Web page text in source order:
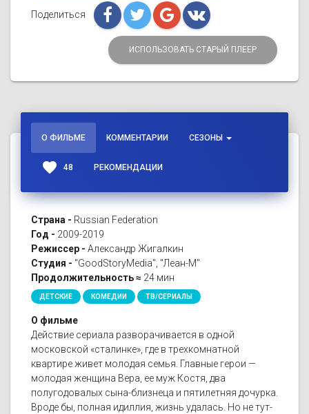
Поделиться
ИСПОЛЬЗОВАТЬ СТАРЫЙ ПЛЕЕР
О ФИЛЬМЕ КОММЕНТАРИИ СЕЗОНЫ
favorite 48 РЕКОМЕНДАЦИИ
Страна - Russian Federation
Год - 2009-2019
Режиссер - Александр Жигалкин
Студия - "GoodStoryMedia", "Леан-М"
Продолжительность ≈ 24 мин
ДЕТСКИЕ КОМЕДИИ ТВ/СЕРИАЛЫ
О фильме
Действие сериала разворачивается в одной
московской «сталинке», где в трехкомнатной
квартире живет молодая семья. Главные герои —
молодая женщина Вера, ее муж Костя, два
полугодовалых сына-близнеца и пятилетняя дочурка.
Вроде бы, полная идиллия, жизнь удалась. Но не тут-